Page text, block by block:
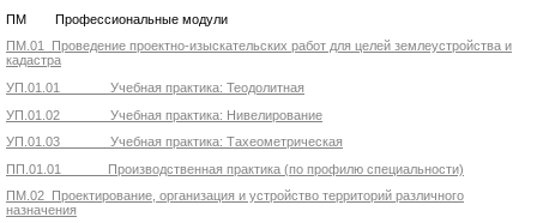
ПМ Профессиональные модули
ПМ.01 Проведение проектно-изыскательских работ для целей землеустройства и
кадастра
УП.01.01 Учебная практика: Теодолитная
УП.01.02 Учебная практика: Нивелирование
УП.01.03 Учебная практика: Тахеометрическая
ПП.01.01 Производственная практика (по профилю специальности)
ПМ.02 Проектирование, организация и устройство территорий различного
назначения